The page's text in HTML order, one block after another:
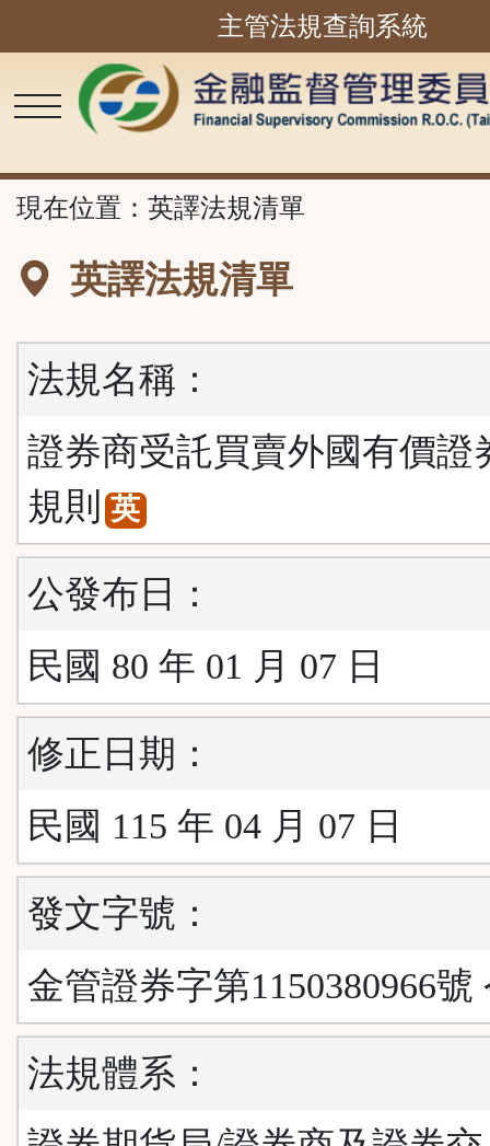
內
容
主管法規查詢系統
現在位置： 英譯法規清單
英譯法規清單
法規名稱：
證券商受託買賣外國有價證
規則 英
公發布日：
民國 80 年 01 月 07 日
修正日期：
民國 115 年 04 月 07 日
發文字號：
金管證券字第1150380966號
法規體系：